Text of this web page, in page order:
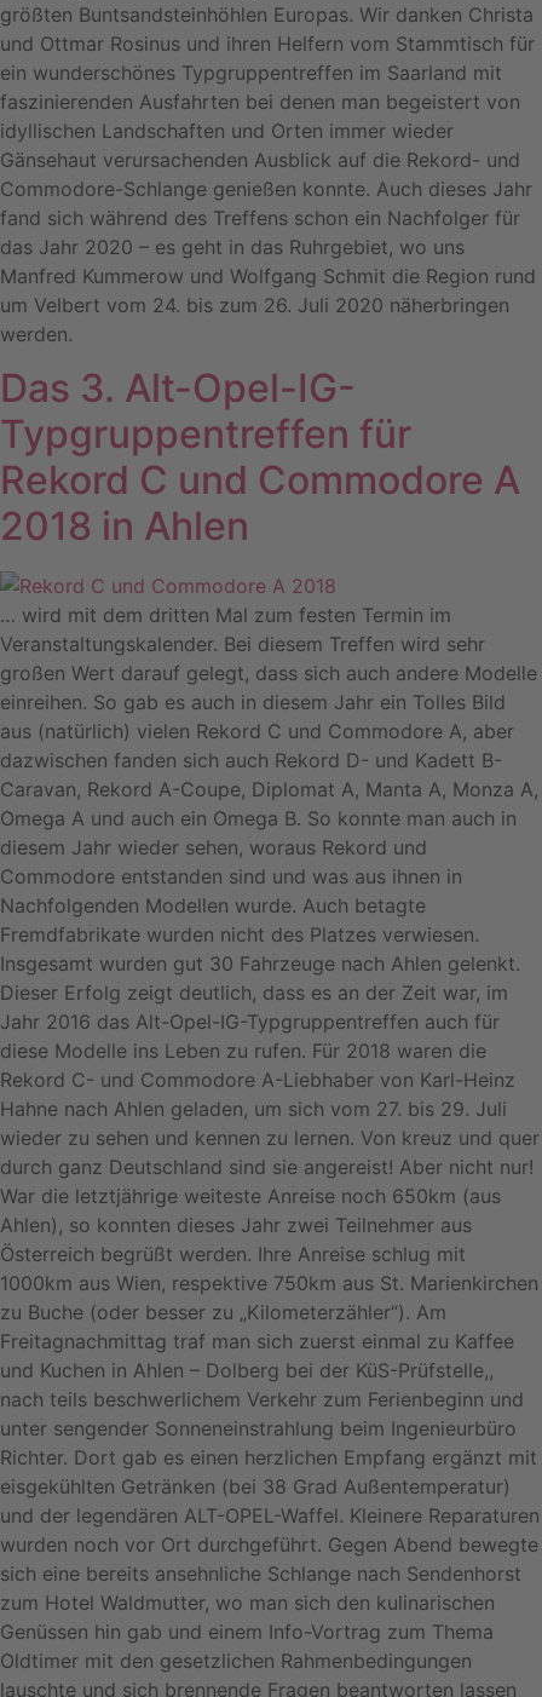
größten Buntsandsteinhöhlen Europas. Wir danken Christa
und Ottmar Rosinus und ihren Helfern vom Stammtisch für
ein wunderschönes Typgruppentreffen im Saarland mit
faszinierenden Ausfahrten bei denen man begeistert von
idyllischen Landschaften und Orten immer wieder
Gänsehaut verursachenden Ausblick auf die Rekord- und
Commodore-Schlange genießen konnte. Auch dieses Jahr
fand sich während des Treffens schon ein Nachfolger für
das Jahr 2020 – es geht in das Ruhrgebiet, wo uns
Manfred Kummerow und Wolfgang Schmit die Region rund
um Velbert vom 24. bis zum 26. Juli 2020 näherbringen
werden.
Das 3. Alt-Opel-IG-
Typgruppentreffen für
Rekord C und Commodore A
2018 in Ahlen
… wird mit dem dritten Mal zum festen Termin im
Veranstaltungskalender. Bei diesem Treffen wird sehr
großen Wert darauf gelegt, dass sich auch andere Modelle
einreihen. So gab es auch in diesem Jahr ein Tolles Bild
aus (natürlich) vielen Rekord C und Commodore A, aber
dazwischen fanden sich auch Rekord D- und Kadett B-
Caravan, Rekord A-Coupe, Diplomat A, Manta A, Monza A,
Omega A und auch ein Omega B. So konnte man auch in
diesem Jahr wieder sehen, woraus Rekord und
Commodore entstanden sind und was aus ihnen in
Nachfolgenden Modellen wurde. Auch betagte
Fremdfabrikate wurden nicht des Platzes verwiesen.
Insgesamt wurden gut 30 Fahrzeuge nach Ahlen gelenkt.
Dieser Erfolg zeigt deutlich, dass es an der Zeit war, im
Jahr 2016 das Alt-Opel-IG-Typgruppentreffen auch für
diese Modelle ins Leben zu rufen. Für 2018 waren die
Rekord C- und Commodore A-Liebhaber von Karl-Heinz
Hahne nach Ahlen geladen, um sich vom 27. bis 29. Juli
wieder zu sehen und kennen zu lernen. Von kreuz und quer
durch ganz Deutschland sind sie angereist! Aber nicht nur!
War die letztjährige weiteste Anreise noch 650km (aus
Ahlen), so konnten dieses Jahr zwei Teilnehmer aus
Österreich begrüßt werden. Ihre Anreise schlug mit
1000km aus Wien, respektive 750km aus St. Marienkirchen
zu Buche (oder besser zu „Kilometerzähler“). Am
Freitagnachmittag traf man sich zuerst einmal zu Kaffee
und Kuchen in Ahlen – Dolberg bei der KüS-Prüfstelle,,
nach teils beschwerlichem Verkehr zum Ferienbeginn und
unter sengender Sonneneinstrahlung beim Ingenieurbüro
Richter. Dort gab es einen herzlichen Empfang ergänzt mit
eisgekühlten Getränken (bei 38 Grad Außentemperatur)
und der legendären ALT-OPEL-Waffel. Kleinere Reparaturen
wurden noch vor Ort durchgeführt. Gegen Abend bewegte
sich eine bereits ansehnliche Schlange nach Sendenhorst
zum Hotel Waldmutter, wo man sich den kulinarischen
Genüssen hin gab und einem Info-Vortrag zum Thema
Oldtimer mit den gesetzlichen Rahmenbedingungen
lauschte und sich brennende Fragen beantworten lassen